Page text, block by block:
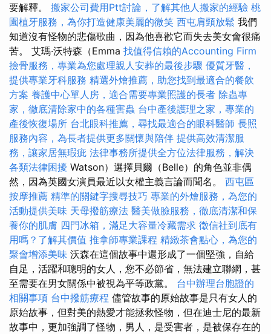
要解釋。 搬家公司費用Ptt討論，了解其他人搬家的經驗 桃
園植牙服務，為你打造健康美麗的微笑 西屯肩頸放鬆 我們
知道沒有怪物的悲傷歌曲，因為他喜歡它而失去美女會很痛
苦。 艾瑪·沃特森（Emma 找值得信賴的Accounting Firm
撿骨服務，專業為您處理親人安葬的最後步驟 優質牙醫，
提供專業牙科服務 精選外燴推薦，助您找到最適合的餐飲
方案 養護中心單人房，適合需要專業照護的長者 除蟲專
家，徹底清除家中的各種害蟲 台中產後護理之家，專業的
產後恢復場所 台北眼科推薦，尋找最適合的眼科醫師 長照
服務內容，為長者提供更多關懷與陪伴 提供高效清潔服
務，讓家居無瑕疵 法律事務所提供全方位法律服務，解決
各類法律困擾 Watson）選擇貝爾（Belle）的角色並非偶
然，因為英國女演員最近以女權主義言論而聞名。 西屯區
按摩推薦 精準的關鍵字搜尋技巧 專業的外燴服務，為您的
活動提供美味 天母撥筋療法 醫美做臉服務，徹底清潔和保
養你的肌膚 四門冰箱，滿足大容量冷藏需求 徵信社到底有
用嗎？了解其價值 推拿師專業課程 精緻茶會點心，為您的
聚會增添美味 沃森在這個故事中還形成了一個堅強，自給
自足，活躍和聰明的女人，您不必節省，無法建立聯網，甚
至需要在男女關係中被視為平等政黨。 台中辦理台胞證的
相關事項 台中撥筋療程 儘管故事的原始故事是只有女人的
原始故事，但對美的熱愛才能拯救怪物，但在迪士尼的最新
故事中，更加強調了怪物，男人，是受害者，是被保存在的